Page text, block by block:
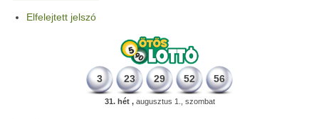
Elfelejtett jelszó
3 23 29 52 56
31. hét ,augusztus 1., szombat